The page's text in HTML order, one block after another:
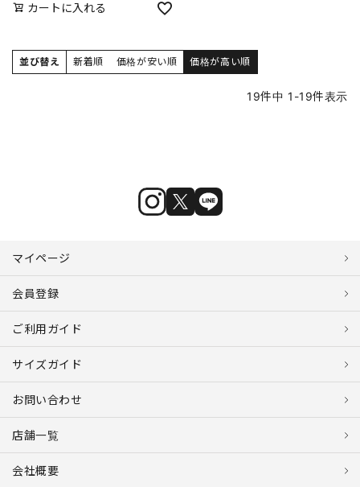
カートに入れる
並び替え 新着順 価格が安い順 価格が高い順
19件中 1 -19件表示
マイページ
会員登録
ご利用ガイド
サイズガイド
お問い合わせ
店舗一覧
会社概要